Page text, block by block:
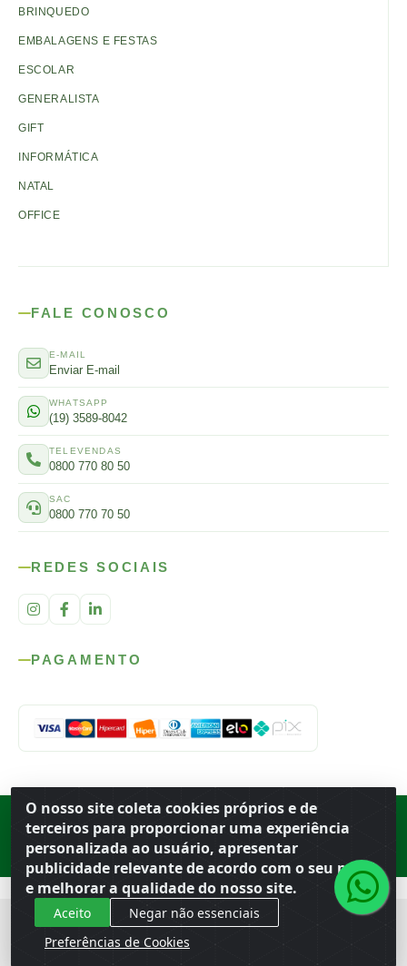
O nosso site coleta cookies próprios e de
terceiros para proporcionar uma experiência
personalizada ao usuário, apresentar
publicidade relevante de acordo com o seu perfil
e melhorar a qualidade do nosso site.
Aceito
Negar não essenciais
Preferências de Cookies
BRINQUEDO
EMBALAGENS E FESTAS
ESCOLAR
GENERALISTA
GIFT
INFORMÁTICA
NATAL
OFFICE
FALE CONOSCO
E-MAIL
Enviar E-mail
WHATSAPP
(19) 3589-8042
TELEVENDAS
0800 770 80 50
SAC
0800 770 70 50
REDES SOCIAIS
PAGAMENTO
Rod. SP-215, s/n, km 98 — Área Rural Porto Ferreira ·BR
· CEP
· CNPJ 56.679.863/0001-91
© 2026 Atacado Ideal